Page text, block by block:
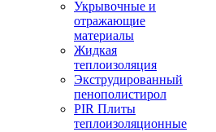
Укрывочные и
отражающие
материалы
Жидкая
теплоизоляция
Экструдированный
пенополистирол
PIR Плиты
теплоизоляционные